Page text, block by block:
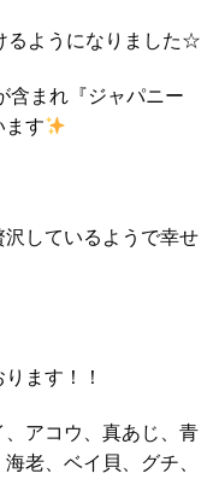
るようになりました☆
含まれ『ジャパニー
ます
しているようで幸せ
ます！！
、アコウ、真あじ、青
老、ベイ貝、グチ、